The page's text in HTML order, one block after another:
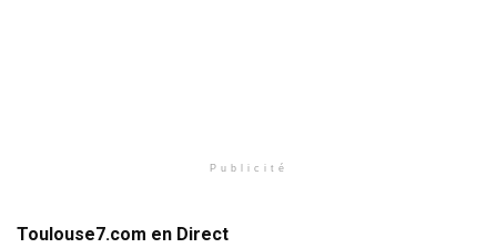
Publicité
Toulouse7.com en Direct